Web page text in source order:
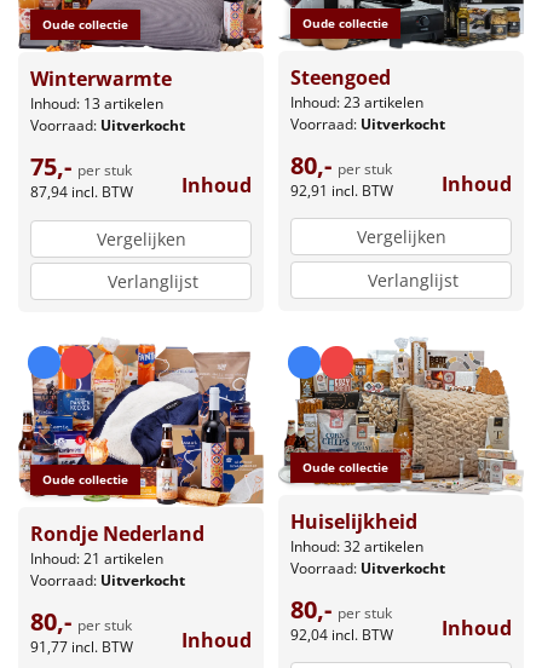
Oude collectie
Winterwarmte
Inhoud: 13 artikelen
Voorraad: Uitverkocht
75,- per stuk
87,94 incl. BTW Inhoud
Vergelijken
Verlanglijst
Oude collectie
Steengoed
Inhoud: 23 artikelen
Voorraad: Uitverkocht
80,- per stuk
92,91 incl. BTW Inhoud
Vergelijken
Verlanglijst
Oude collectie
Rondje Nederland
Inhoud: 21 artikelen
Voorraad: Uitverkocht
80,- per stuk
91,77 incl. BTW Inhoud
Oude collectie
Huiselijkheid
Inhoud: 32 artikelen
Voorraad: Uitverkocht
80,- per stuk
92,04 incl. BTW Inhoud